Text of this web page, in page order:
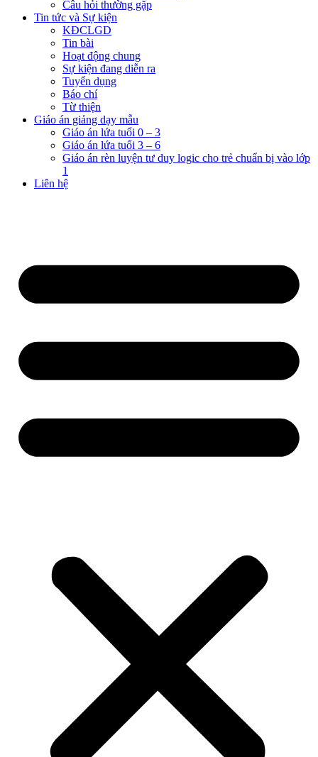
Câu hỏi thường gặp
Tin tức và Sự kiện
KĐCLGD
Tin bài
Hoạt động chung
Sự kiện đang diễn ra
Tuyển dụng
Báo chí
Từ thiện
Giáo án giảng dạy mẫu
Giáo án lứa tuổi 0 – 3
Giáo án lứa tuổi 3 – 6
Giáo án rèn luyện tư duy logic cho trẻ chuẩn bị vào lớp
1
Liên hệ